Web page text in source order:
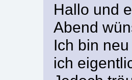
Hallo und
Abend
Ich bin
ich